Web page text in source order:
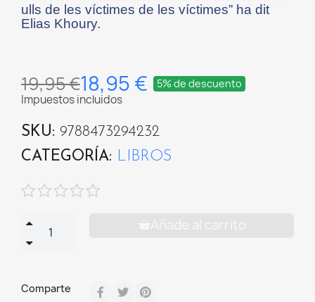
ulls de les víctimes de les víctimes” ha dit
Elias Khoury.
19,95 €18,95 € 5% de descuento
Impuestos incluidos
SKU
9788473294232
CATEGORÍA
LIBROS

Añade al carrito
Comparte